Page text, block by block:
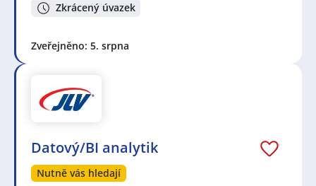
Zkrácený úvazek
Zveřejněno: 5. srpna
Datový/BI analytik
Nutně vás hledají